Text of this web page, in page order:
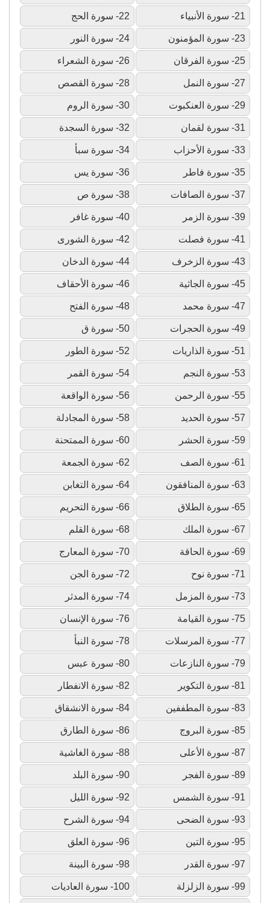
21- سورة الأنبياء 22- سورة الحج
23- سورة المؤمنون 24- سورة النور
25- سورة الفرقان 26- سورة الشعراء
27- سورة النمل 28- سورة القصص
29- سورة العنكبوت 30- سورة الروم
31- سورة لقمان 32- سورة السجدة
33- سورة الأحزاب 34- سورة سبأ
35- سورة فاطر 36- سورة يس
37- سورة الصافات 38- سورة ص
39- سورة الزمر 40- سورة غافر
41- سورة فصلت 42- سورة الشورى
43- سورة الزخرف 44- سورة الدخان
45- سورة الجاثية 46- سورة الأحقاف
47- سورة محمد 48- سورة الفتح
49- سورة الحجرات 50- سورة ق
51- سورة الذاريات 52- سورة الطور
53- سورة النجم 54- سورة القمر
55- سورة الرحمن 56- سورة الواقعة
57- سورة الحديد 58- سورة المجادلة
59- سورة الحشر 60- سورة الممتحنة
61- سورة الصف 62- سورة الجمعة
63- سورة المنافقون 64- سورة التغابن
65- سورة الطلاق 66- سورة التحريم
67- سورة الملك 68- سورة القلم
69- سورة الحاقة 70- سورة المعارج
71- سورة نوح 72- سورة الجن
73- سورة المزمل 74- سورة المدثر
75- سورة القيامة 76- سورة الإنسان
77- سورة المرسلات 78- سورة النبأ
79- سورة النازعات 80- سورة عبس
81- سورة التكوير 82- سورة الانفطار
83- سورة المطففين 84- سورة الانشقاق
85- سورة البروج 86- سورة الطارق
87- سورة الأعلى 88- سورة الغاشية
89- سورة الفجر 90- سورة البلد
91- سورة الشمس 92- سورة الليل
93- سورة الضحى 94- سورة الشرح
95- سورة التين 96- سورة العلق
97- سورة القدر 98- سورة البينة
99- سورة الزلزلة 100- سورة العاديات